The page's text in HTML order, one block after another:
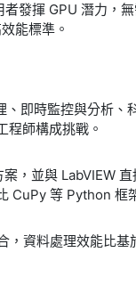
發揮 GPU 潛力
能標準。
即時監控與分析
程師構成挑戰。
，並與 LabVIEW
CuPy 等 Python 框
資料處理效能比